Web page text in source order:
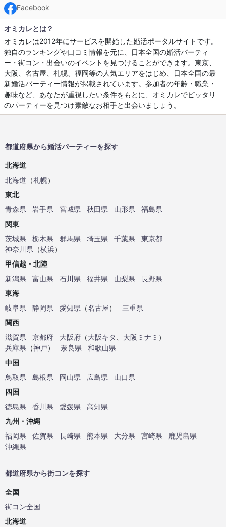
Facebook
オミカレとは？
オミカレは2012年にサービスを開始した婚活ポータルサイトです。
独自のランキングや口コミ情報を元に、日本全国の婚活パーティ
ー・街コン・出会いのイベントを見つけることができます。東京、
大阪、名古屋、札幌、福岡等の人気エリアをはじめ、日本全国の最
新婚活パーティー情報が掲載されています。参加者の年齢・職業・
趣味など、あなたが重視したい条件をもとに、オミカレでピッタリ
のパーティーを見つけ素敵なお相手と出会いましょう。
都道府県から婚活パーティーを探す
北海道
北海道 （札幌）
東北
青森県
岩手県 宮城県 秋田県 山形県
福島県
関東
茨城県
栃木県 群馬県 埼玉県 千葉県
東京都
神奈川県 （横浜）
甲信越・北陸
新潟県
富山県 石川県 福井県 山梨県
長野県
東海
岐阜県
静岡県 愛知県 （名古屋）
三重県
関西
滋賀県
京都府 大阪府 （大阪キタ 大阪ミナミ ）
兵庫県 （神戸） 奈良県
和歌山県
中国
鳥取県
島根県 岡山県 広島県
山口県
四国
徳島県
香川県 愛媛県
高知県
九州・沖縄
福岡県
佐賀県 長崎県 熊本県 大分県 宮崎県
鹿児島県
沖縄県
都道府県から街コンを探す
全国
街コン全国
北海道